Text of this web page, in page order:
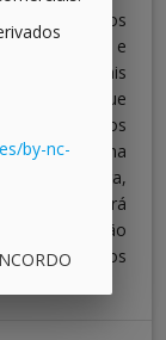
by-nc-
dispositivos
e
consegue
os
sistema
de agora,
entenderá
como são
mostram os